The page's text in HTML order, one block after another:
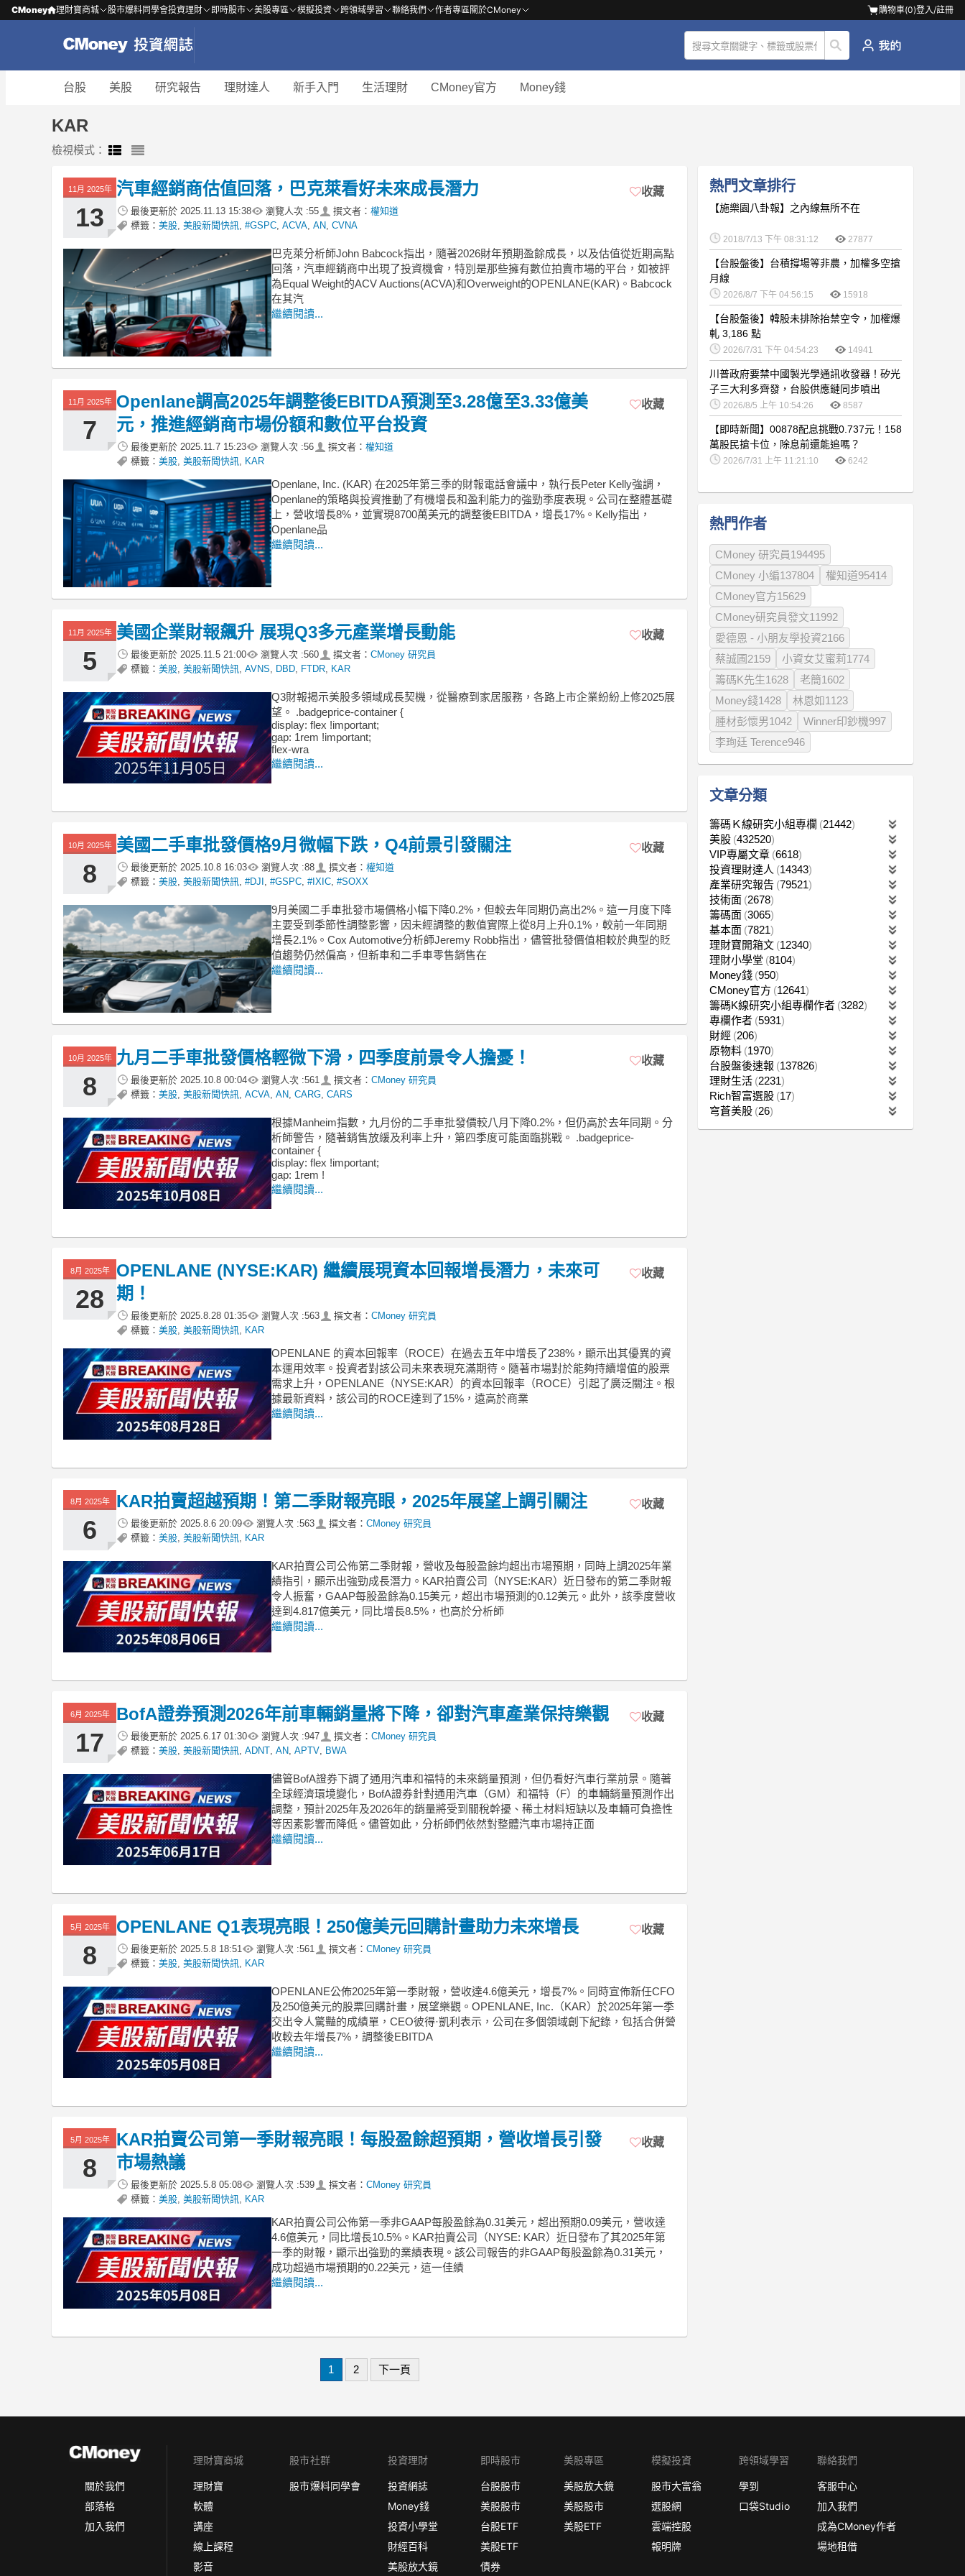
CMoney 理財寶商城 股市爆料同學會投資理財 即時股市 美股專區 模擬投資 跨領域學習 聯絡我們 作者專區關於CMoney 購物車(0)登入/註冊
台股 美股 研究報告 理財達人 新手入門 生活理財 CMoney官方 Money錢
KAR
檢視模式：
11月 2025年
13
汽車經銷商估值回落，巴克萊看好未來成長潛力
最後更新於 2025.11.13 15:38 瀏覽人次 :55 撰文者： 權知道
標籤： 美股 美股新聞快訊 #GSPC ACVA AN CVNA
收藏
巴克萊分析師John Babcock指出，隨著2026財年預期盈餘成長，以及估值從近期高點
回落，汽車經銷商中出現了投資機會，特別是那些擁有數位拍賣市場的平台，如被評
為Equal Weight的ACV Auctions(ACVA)和Overweight的OPENLANE(KAR)。Babcock
在其汽
繼續閱讀...
11月 2025年
7
Openlane調高2025年調整後EBITDA預測至3.28億至3.33億美
元，推進經銷商市場份額和數位平台投資
最後更新於 2025.11.7 15:23 瀏覽人次 :56 撰文者： 權知道
標籤： 美股 美股新聞快訊 KAR
收藏
Openlane, Inc. (KAR) 在2025年第三季的財報電話會議中，執行長Peter Kelly強調，
Openlane的策略與投資推動了有機增長和盈利能力的強勁季度表現。公司在整體基礎
上，營收增長8%，並實現8700萬美元的調整後EBITDA，增長17%。Kelly指出，
Openlane品
繼續閱讀...
11月 2025年
5
美國企業財報飆升 展現Q3多元產業增長動能
最後更新於 2025.11.5 21:00 瀏覽人次 :560 撰文者： CMoney 研究員
標籤： 美股 美股新聞快訊 AVNS DBD FTDR KAR
收藏
Q3財報揭示美股多領域成長契機，從醫療到家居服務，各路上市企業紛紛上修2025展
望。 .badgeprice-container {
display: flex !important;
gap: 1rem !important;
flex-wra
繼續閱讀...
10月 2025年
8
美國二手車批發價格9月微幅下跌，Q4前景引發關注
最後更新於 2025.10.8 16:03 瀏覽人次 :88 撰文者： 權知道
標籤： 美股 美股新聞快訊 #DJI #GSPC #IXIC #SOXX
收藏
9月美國二手車批發市場價格小幅下降0.2%，但較去年同期仍高出2%。這一月度下降
主要受到季節性調整影響，因未經調整的數值實際上從8月上升0.1%，較前一年同期
增長2.1%。Cox Automotive分析師Jeremy Robb指出，儘管批發價值相較於典型的貶
值趨勢仍然偏高，但新車和二手車零售銷售在
繼續閱讀...
10月 2025年
8
九月二手車批發價格輕微下滑，四季度前景令人擔憂！
最後更新於 2025.10.8 00:04 瀏覽人次 :561 撰文者： CMoney 研究員
標籤： 美股 美股新聞快訊 ACVA AN CARG CARS
收藏
根據Manheim指數，九月份的二手車批發價較八月下降0.2%，但仍高於去年同期。分
析師警告，隨著銷售放緩及利率上升，第四季度可能面臨挑戰。 .badgeprice-
container {
display: flex !important;
gap: 1rem !
繼續閱讀...
8月 2025年
28
OPENLANE (NYSE:KAR) 繼續展現資本回報增長潛力，未來可
期！
最後更新於 2025.8.28 01:35 瀏覽人次 :563 撰文者： CMoney 研究員
標籤： 美股 美股新聞快訊 KAR
收藏
OPENLANE 的資本回報率（ROCE）在過去五年中增長了238%，顯示出其優異的資
本運用效率。投資者對該公司未來表現充滿期待。隨著市場對於能夠持續增值的股票
需求上升，OPENLANE（NYSE:KAR）的資本回報率（ROCE）引起了廣泛關注。根
據最新資料，該公司的ROCE達到了15%，遠高於商業
繼續閱讀...
8月 2025年
6
KAR拍賣超越預期！第二季財報亮眼，2025年展望上調引關注
最後更新於 2025.8.6 20:09 瀏覽人次 :563 撰文者： CMoney 研究員
標籤： 美股 美股新聞快訊 KAR
收藏
KAR拍賣公司公佈第二季財報，營收及每股盈餘均超出市場預期，同時上調2025年業
績指引，顯示出強勁成長潛力。KAR拍賣公司（NYSE:KAR）近日發布的第二季財報
令人振奮，GAAP每股盈餘為0.15美元，超出市場預測的0.12美元。此外，該季度營收
達到4.817億美元，同比增長8.5%，也高於分析師
繼續閱讀...
6月 2025年
17
BofA證券預測2026年前車輛銷量將下降，卻對汽車產業保持樂觀
最後更新於 2025.6.17 01:30 瀏覽人次 :947 撰文者： CMoney 研究員
標籤： 美股 美股新聞快訊 ADNT AN APTV BWA
收藏
儘管BofA證券下調了通用汽車和福特的未來銷量預測，但仍看好汽車行業前景。隨著
全球經濟環境變化，BofA證券針對通用汽車（GM）和福特（F）的車輛銷量預測作出
調整，預計2025年及2026年的銷量將受到關稅幹擾、稀土材料短缺以及車輛可負擔性
等因素影響而降低。儘管如此，分析師們依然對整體汽車市場持正面
繼續閱讀...
5月 2025年
8
OPENLANE Q1表現亮眼！250億美元回購計畫助力未來增長
最後更新於 2025.5.8 18:51 瀏覽人次 :561 撰文者： CMoney 研究員
標籤： 美股 美股新聞快訊 KAR
收藏
OPENLANE公佈2025年第一季財報，營收達4.6億美元，增長7%。同時宣佈新任CFO
及250億美元的股票回購計畫，展望樂觀。OPENLANE, Inc.（KAR）於2025年第一季
交出令人驚豔的成績單，CEO彼得·凱利表示，公司在多個領域創下紀錄，包括合併營
收較去年增長7%，調整後EBITDA
繼續閱讀...
5月 2025年
8
KAR拍賣公司第一季財報亮眼！每股盈餘超預期，營收增長引發
市場熱議
最後更新於 2025.5.8 05:08 瀏覽人次 :539 撰文者： CMoney 研究員
標籤： 美股 美股新聞快訊 KAR
收藏
KAR拍賣公司公佈第一季非GAAP每股盈餘為0.31美元，超出預期0.09美元，營收達
4.6億美元，同比增長10.5%。KAR拍賣公司（NYSE: KAR）近日發布了其2025年第
一季的財報，顯示出強勁的業績表現。該公司報告的非GAAP每股盈餘為0.31美元，
成功超過市場預期的0.22美元，這一佳績
繼續閱讀...
1 2 下一頁
熱門文章排行
【施樂園八卦報】之內線無所不在
2018/7/13 下午 08:31:12 27877
【台股盤後】台積撐場等非農，加權多空搶
月線
2026/8/7 下午 04:56:15 15918
【台股盤後】韓股未排除抬禁空令，加權爆
軋 3,186 點
2026/7/31 下午 04:54:23 14941
川普政府要禁中國製光學通訊收發器！矽光
子三大利多齊發，台股供應鏈同步噴出
2026/8/5 上午 10:54:26 8587
【即時新聞】00878配息挑戰0.737元！158
萬股民搶卡位，除息前還能追嗎？
2026/7/31 上午 11:21:10 6242
熱門作者
CMoney 研究員194495
CMoney 小編137804
權知道95414
CMoney官方15629
CMoney研究員發文11992
愛德恩 - 小朋友學投資2166
蔡誠圃2159
小資女艾蜜莉1774
籌碼K先生1628
老簡1602
Money錢1428
林恩如1123
腫材彭懷男1042
Winner印鈔機997
李珣廷 Terence946
文章分類
籌碼Ｋ線研究小組專欄
21442
美股 432520
VIP專屬文章 6618
投資理財達人
14343
產業研究報告 79521
技術面 2678
籌碼面 3065
基本面 7821
理財寶開箱文 12340
理財小學堂 8104
Money錢 950
CMoney官方 12641
籌碼K線研究小組專欄作者 3282
專欄作者 5931
財經 206
原物料 1970
台股盤後速報 137826
理財生活 2231
Rich智富選股 17
穹蒼美股 26
關於我們
部落格
加入我們
理財寶商城
理財寶
軟體
講座
線上課程
影音
股市社群
股市爆料同學會
投資理財
投資網誌
Money錢
投資小學堂
財經百科
美股放大鏡
即時股市
台股股市
美股股市
台股ETF
美股ETF
債券
美股專區
美股放大鏡
美股股市
美股ETF
模擬投資
股市大富翁
選股網
雲端控股
報明牌
跨領域學習
學到
口袋Studio
聯絡我們
客服中心
加入我們
成為CMoney作者
場地租借